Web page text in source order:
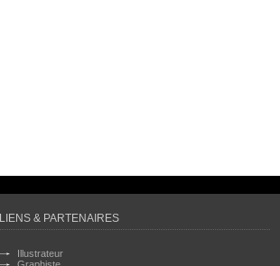
LIENS & PARTENAIRES
Illustrateur